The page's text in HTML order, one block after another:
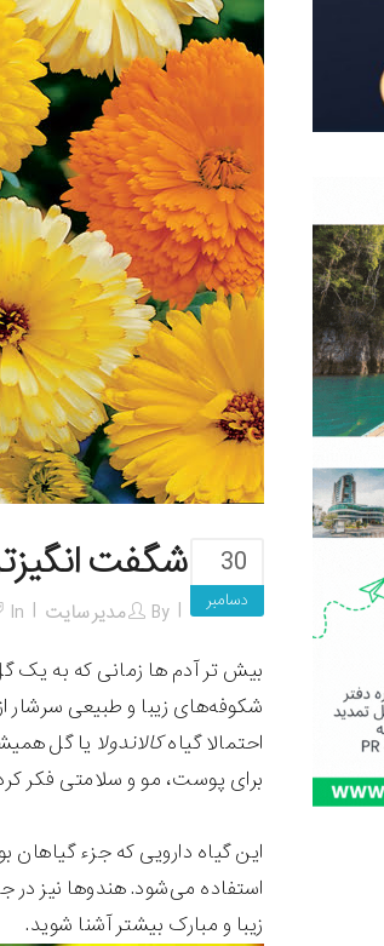
30
دسامبر
شگفت
By مدیر سایت In
بیش تر آدم ها زمانی که به یک
شکوفه‌های زیبا و طبیعی سرشار
احتمالا گیاهکالاندولا یا گل
برای پوست، مو و سلامتی فکر
این گیاه دارویی که جزء گیاهان
استفاده می‌شود. هندوها نیز
زیبا و مبارک بیشتر آشنا شوید.